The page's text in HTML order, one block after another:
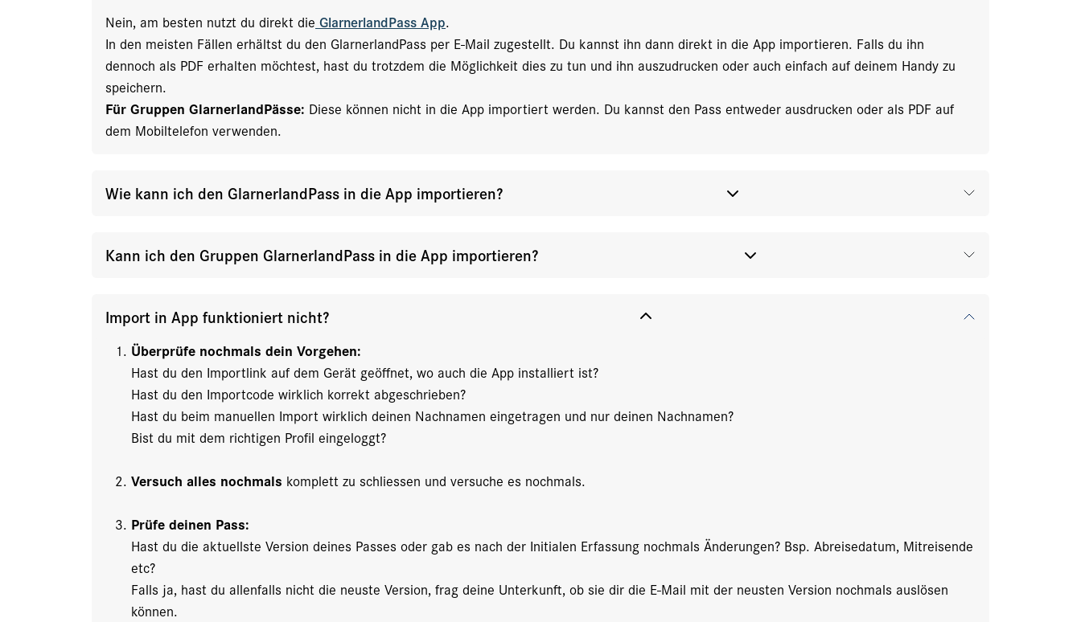
Nein, am besten nutzt du direkt die GlarnerlandPass App.
In den meisten Fällen erhältst du den GlarnerlandPass per E-Mail zugestellt. Du kannst ihn dann direkt in die App importieren. Falls du ihn
dennoch als PDF erhalten möchtest, hast du trotzdem die Möglichkeit dies zu tun und ihn auszudrucken oder auch einfach auf deinem Handy zu
speichern.
Für Gruppen GlarnerlandPässe: Diese können nicht in die App importiert werden. Du kannst den Pass entweder ausdrucken oder als PDF auf
dem Mobiltelefon verwenden.
Wie kann ich den GlarnerlandPass in die App importieren?
Kann ich den Gruppen GlarnerlandPass in die App importieren?
Import in App funktioniert nicht?
Überprüfe nochmals dein Vorgehen:
Hast du den Importlink auf dem Gerät geöffnet, wo auch die App installiert ist?
Hast du den Importcode wirklich korrekt abgeschrieben?
Hast du beim manuellen Import wirklich deinen Nachnamen eingetragen und nur deinen Nachnamen?
Bist du mit dem richtigen Profil eingeloggt?
Versuch alles nochmals komplett zu schliessen und versuche es nochmals.
Prüfe deinen Pass:
Hast du die aktuellste Version deines Passes oder gab es nach der Initialen Erfassung nochmals Änderungen? Bsp. Abreisedatum, Mitreisende
etc?
Falls ja, hast du allenfalls nicht die neuste Version, frag deine Unterkunft, ob sie dir die E-Mail mit der neusten Version nochmals auslösen
können.